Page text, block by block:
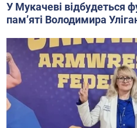
У Мукачеві відбудеться
пам’яті Володимира